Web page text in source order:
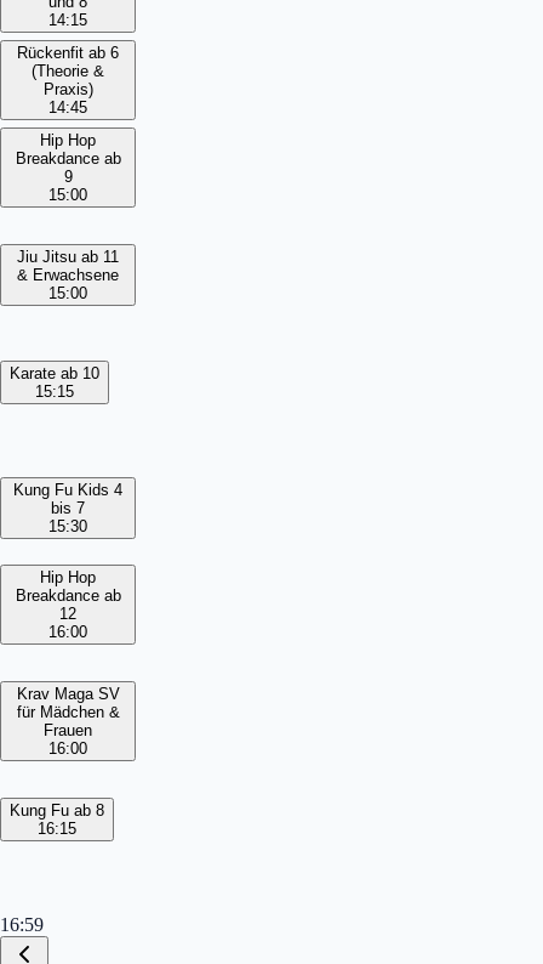
14:15
Rückenfit ab 6
(Theorie &
Praxis)
14:45
Hip Hop
Breakdance ab
9
15:00
Jiu Jitsu ab 11
& Erwachsene
15:00
Karate ab 10
15:15
Kung Fu Kids 4
bis 7
15:30
Hip Hop
Breakdance ab
12
16:00
Krav Maga SV
für Mädchen &
Frauen
16:00
Kung Fu ab 8
16:15
16:59